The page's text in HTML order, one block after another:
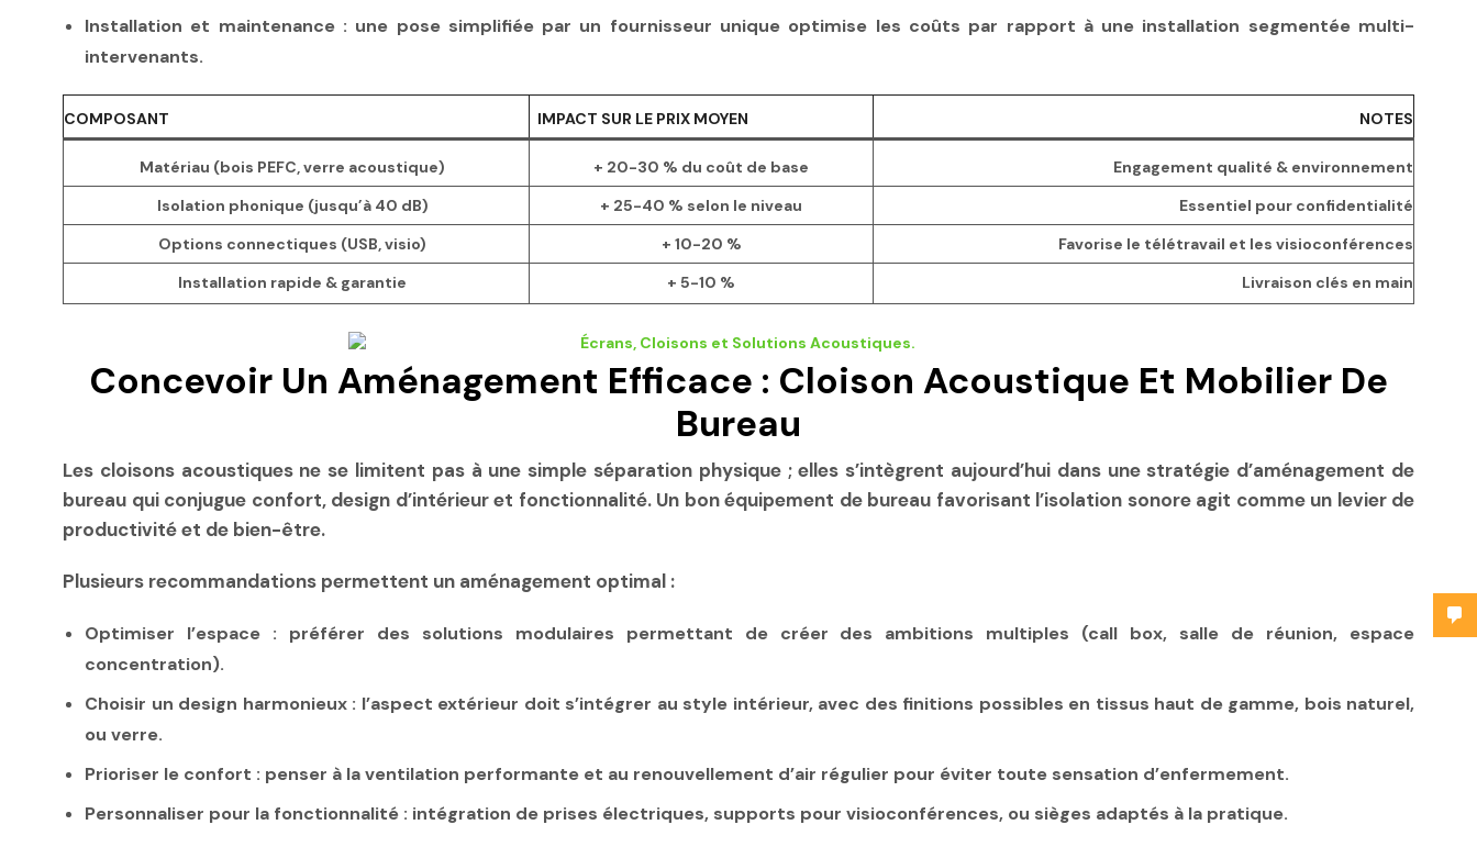
Installation et maintenance : une pose simplifiée par un fournisseur unique optimise les coûts par rapport à une installation segmentée multi-
intervenants.
COMPOSANT IMPACT SUR LE PRIX MOYEN NOTES
Matériau (bois PEFC, verre acoustique) + 20-30 % du coût de base
Engagement qualité & environnement
Isolation phonique (jusqu’à 40 dB)
+ 25-40 % selon le niveau
Essentiel pour confidentialité
Options connectiques (USB, visio)
+ 10-20 %
Favorise le télétravail et les visioconférences
Installation rapide & garantie
+ 5-10 % Livraison clés en main
Concevoir Un Aménagement Efficace : Cloison Acoustique Et Mobilier De
Bureau
Les cloisons acoustiques ne se limitent pas à une simple séparation physique ; elles s’intègrent aujourd’hui dans une stratégie d’aménagement de
bureau qui conjugue confort, design d’intérieur et fonctionnalité. Un bon équipement de bureau favorisant l’isolation sonore agit comme un levier de
productivité et de bien-être.
Plusieurs recommandations permettent un aménagement optimal :
Optimiser l’espace : préférer des solutions modulaires permettant de créer des ambitions multiples (call box, salle de réunion, espace
concentration).
Choisir un design harmonieux : l’aspect extérieur doit s’intégrer au style intérieur, avec des finitions possibles en tissus haut de gamme, bois naturel,
ou verre.
Prioriser le confort : penser à la ventilation performante et au renouvellement d’air régulier pour éviter toute sensation d’enfermement.
Personnaliser pour la fonctionnalité : intégration de prises électriques, supports pour visioconférences, ou sièges adaptés à la pratique.